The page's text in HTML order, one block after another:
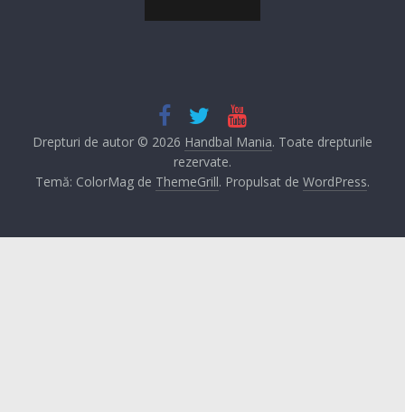
Drepturi de autor © 2026 Handbal Mania. Toate drepturile
rezervate.
Temă: ColorMag de ThemeGrill. Propulsat de WordPress.